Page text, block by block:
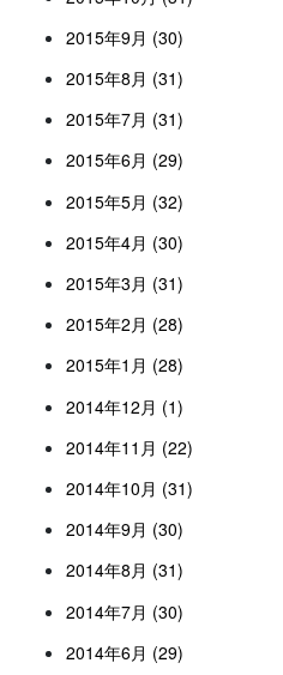
2015年9月 (30)
2015年8月 (31)
2015年7月 (31)
2015年6月 (29)
2015年5月 (32)
2015年4月 (30)
2015年3月 (31)
2015年2月 (28)
2015年1月 (28)
2014年12月 (1)
2014年11月 (22)
2014年10月 (31)
2014年9月 (30)
2014年8月 (31)
2014年7月 (30)
2014年6月 (29)